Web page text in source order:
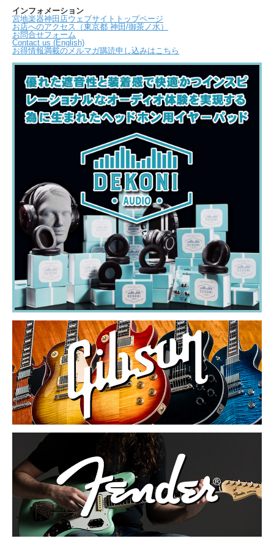
インフォメーション
宮地楽器神田店ウェブサイトトップページ
お店へのアクセス（東京都 神田/御茶ノ水）
お問合せフォーム
Contact us (English)
お得情報満載のメルマガ購読申し込みはこちら